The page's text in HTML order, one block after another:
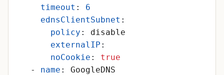
timeout :
6
ednsClientSubnet :
policy :
disable
externalIP :
noCookie :
true
- name :
GoogleDNS